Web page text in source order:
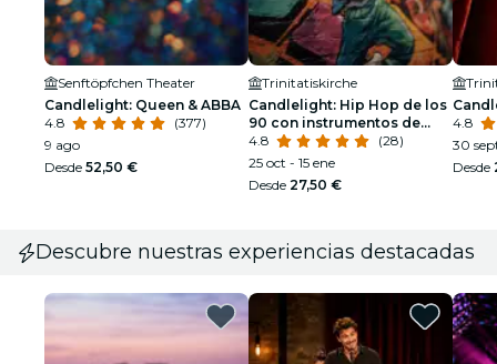
Senftöpfchen Theater
Candlelight: Queen & ABBA
4.8
(377)
9 ago
Desde 52,50 €
Trinitatiskirche
Candlelight: Hip Hop de los
90 con instrumentos de
cuerda
4.8
(28)
25 oct - 15 ene
Desde 27,50 €
4.8
30
Desde
Descubre nuestras experiencias destacadas